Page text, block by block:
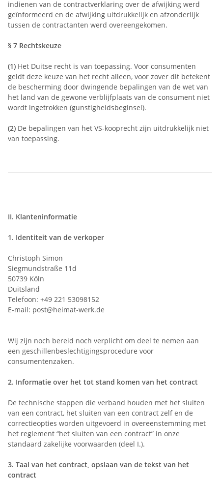
indienen van de contractverklaring over de afwijking werd
geïnformeerd en de afwijking uitdrukkelijk en afzonderlijk
tussen de contractanten werd overeengekomen.
§ 7 Rechtskeuze
(1) Het Duitse recht is van toepassing. Voor consumenten
geldt deze keuze van het recht alleen, voor zover dit betekent
de bescherming door dwingende bepalingen van de wet van
het land van de gewone verblijfplaats van de consument niet
wordt ingetrokken (gunstigheidsbeginsel).
(2) De bepalingen van het VS-kooprecht zijn uitdrukkelijk niet
van toepassing.
II. Klanteninformatie
1. Identiteit van de verkoper
Christoph Simon
Siegmundstraße 11d
50739 Köln
Duitsland
Telefoon: +49 221 53098152
E-mail: post@heimat-werk.de
Wij zijn noch bereid noch verplicht om deel te nemen aan
een geschillenbeslechtigingsprocedure voor
consumentenzaken.
2. Informatie over het tot stand komen van het contract
De technische stappen die verband houden met het sluiten
van een contract, het sluiten van een contract zelf en de
correctieopties worden uitgevoerd in overeenstemming met
het reglement “het sluiten van een contract” in onze
standaard zakelijke voorwaarden (deel I.).
3. Taal van het contract, opslaan van de tekst van het
contract